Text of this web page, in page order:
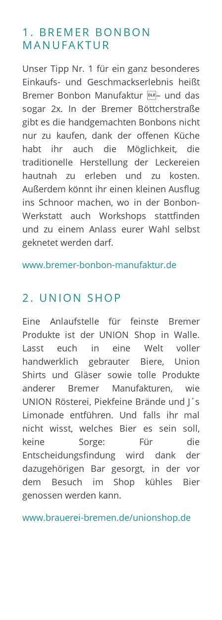
1. BREMER BONBON
MANUFAKTUR
Unser Tipp Nr. 1 für ein ganz besonderes
Einkaufs- und Geschmackserlebnis heißt
Bremer Bonbon Manufaktur – und das
sogar 2x. In der Bremer Böttcherstraße
gibt es die handgemachten Bonbons nicht
nur zu kaufen, dank der offenen Küche
habt ihr auch die Möglichkeit, die
traditionelle Herstellung der Leckereien
hautnah zu erleben und zu kosten.
Außerdem könnt ihr einen kleinen Ausflug
ins Schnoor machen, wo in der Bonbon-
Werkstatt auch Workshops stattfinden
und zu einem Anlass eurer Wahl selbst
geknetet werden darf.
www.bremer-bonbon-manufaktur.de
2. UNION SHOP
Eine Anlaufstelle für feinste Bremer
Produkte ist der UNION Shop in Walle.
Lasst euch in eine Welt voller
handwerklich gebrauter Biere, Union
Shirts und Gläser sowie tolle Produkte
anderer Bremer Manufakturen, wie
UNION Rösterei, Piekfeine Brände und J´s
Limonade entführen. Und falls ihr mal
nicht wisst, welches Bier es sein soll,
keine Sorge: Für die
Entscheidungsfindung wird dank der
dazugehörigen Bar gesorgt, in der vor
dem Besuch im Shop kühles Bier
genossen werden kann.
www.brauerei-bremen.de/unionshop.de